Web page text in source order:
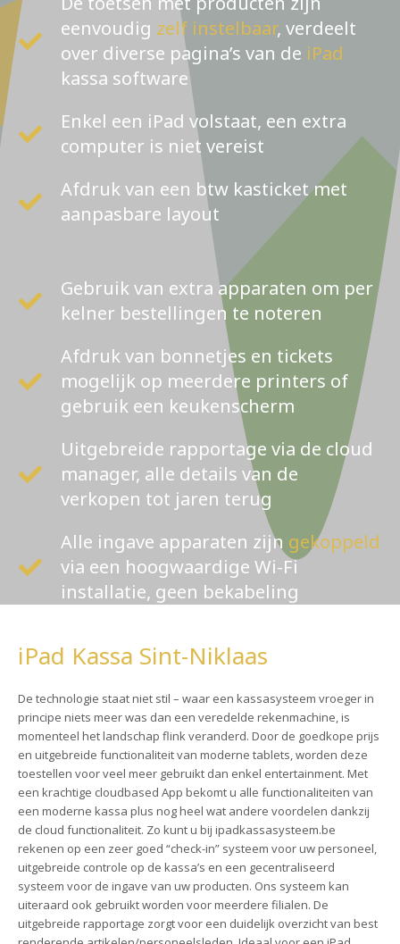
eenvoudig zelf instelbaar, verdeelt
over diverse pagina’s van de iPad
kassa software
Enkel een iPad volstaat, een extra
computer is niet vereist
Afdruk van een btw kasticket met
aanpasbare layout
Gebruik van extra apparaten om per
kelner bestellingen te noteren
Afdruk van bonnetjes en tickets
mogelijk op meerdere printers of
gebruik een keukenscherm
Uitgebreide rapportage via de cloud
manager, alle details van de
verkopen tot jaren terug
Alle ingave apparaten zijn gekoppeld
via een hoogwaardige Wi-Fi
installatie, geen bekabeling
iPad Kassa Sint-Niklaas
De technologie staat niet stil – waar een kassasysteem vroeger in
principe niets meer was dan een veredelde rekenmachine, is
momenteel het landschap flink veranderd. Door de goedkope prijs
en uitgebreide functionaliteit van moderne tablets, worden deze
toestellen voor veel meer gebruikt dan enkel entertainment. Met
een krachtige cloudbased App bekomt u alle functionaliteiten van
een moderne kassa plus nog heel wat andere voordelen dankzij
de cloud functionaliteit. Zo kunt u bij ipadkassasysteem.be
rekenen op een zeer goed “check-in” systeem voor uw personeel,
uitgebreide controle op de kassa’s en een gecentraliseerd
systeem voor de ingave van uw producten. Ons systeem kan
uiteraard ook gebruikt worden voor meerdere filialen. De
uitgebreide rapportage zorgt voor een duidelijk overzicht van best